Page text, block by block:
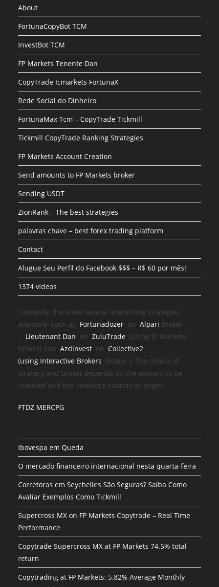
About
FortunaCopyBot TCM
InvestBot TCM
FP Markets Tenente Dan
CopyTrade Icmarkets FortunaX
Rede Social do Dinheiro
FortunaMax Tcm – CopyTrade Tickmill
Tickmill CopyTrade Ranking Strategies
FP Markets Account Creation
Send amounts to FP Markets broker
Sending USDT
ZionRank – The best strategies
palavras chave – best forex trading platform
Contact
Alugue Seu Perfil do Facebook $$$ – R$ 60 por mês!
1374 videos
Currently, there are several interesting strategies
available, such as Fortunadozer onAlpari broker
, Lieutenant Dan onZuluTrade (using IC Markets
broker) andAzdinvest onCollective2
(using Interactive Brokers broker ). The choice of
strategy and broker depends on the amount to be
invested and the investor’s country of origin.
FTDZ MERCPG
Ibovespa em Queda
O mercado financeiro internacional nesta quarta-feira
Corretoras em Seychelles São Seguras? Saiba Como
Avaliar Exemplos Como Tickmill
Supercross MX on FP Markets Copytrade – Real Time
Performance
Copytrade Supercross MX at FP Markets 74.5% total
return
Copytrading at FP Markets: 5.82% Average Monthly